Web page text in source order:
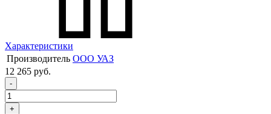
Характеристики
Производитель ООО УАЗ
12 265 руб.
-
+